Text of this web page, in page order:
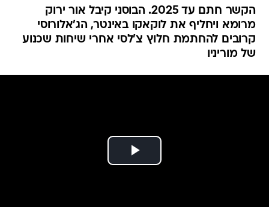
הקשר חתם עד 2025. הבוסני קיבל אור ירוק
מרומא ויחליף את לוקאקו באינטר, הג'אלורוסי
קרובים להחתמת חלוץ צ'לסי אחרי שיחות שכנוע
של מוריניו